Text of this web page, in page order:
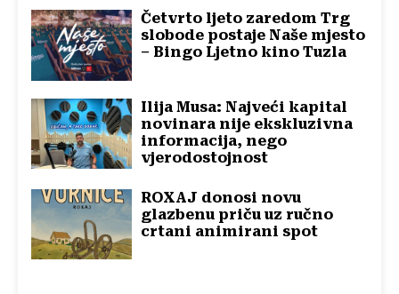
Četvrto ljeto zaredom Trg
slobode postaje Naše mjesto
– Bingo Ljetno kino Tuzla
Ilija Musa: Najveći kapital
novinara nije ekskluzivna
informacija, nego
vjerodostojnost
ROXAJ donosi novu
glazbenu priču uz ručno
crtani animirani spot